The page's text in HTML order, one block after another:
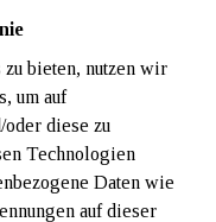
bieten, nutzen wir
um auf
diese zu
Technologien
Daten wie
auf dieser